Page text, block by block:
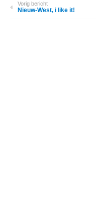
Vorig bericht
Nieuw-West, i like it!